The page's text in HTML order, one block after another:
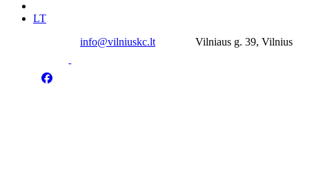
LT
info@vilniuskc.lt
Vilniaus g. 39, Vilnius